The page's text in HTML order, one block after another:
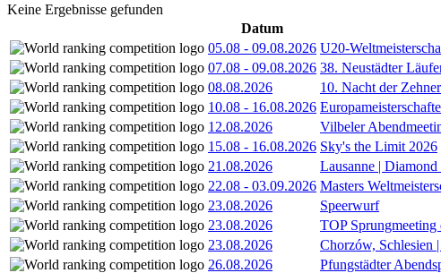
Keine Ergebnisse gefunden
Datum
05.08 - 09.08.2026 U20-
07.08 - 09.08.2026 38. Neustädter
08.08.2026
10. Nacht der
10.08 - 16.08.2026
12.08.2026
Vilbeler
15.08 - 16.08.2026 Sky's the Limit 2026
21.08.2026
Lausanne |
22.08 - 03.09.2026 Masters
23.08.2026
Speerwurf
23.08.2026
TOP
23.08.2026
Chorzów, Schlesien
26.08.2026
Pfungstädter